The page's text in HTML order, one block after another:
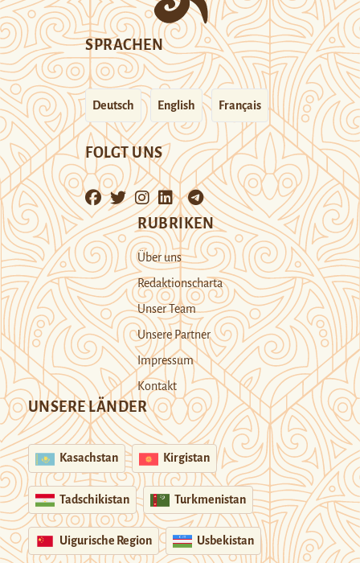
SPRACHEN
Deutsch English Français
FOLGT UNS
RUBRIKEN
Über uns
Redaktionscharta
Unser Team
Unsere Partner
Impressum
Kontakt
UNSERE LÄNDER
Kasachstan Kirgistan
Tadschikistan Turkmenistan
Uigurische Region Usbekistan